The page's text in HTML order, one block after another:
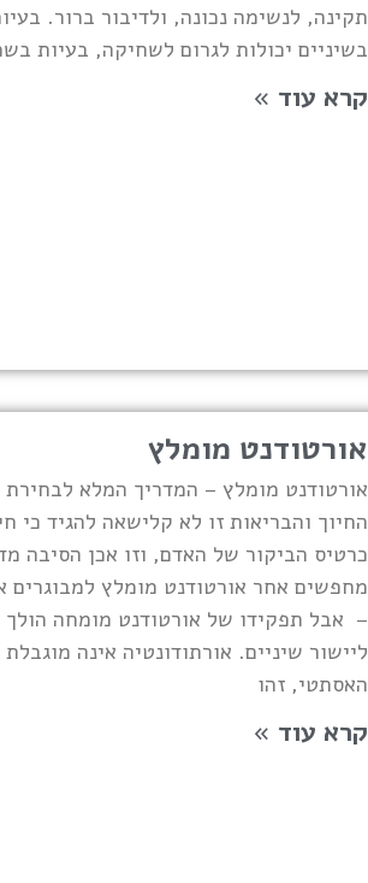
תקינה, לנשימה נכונה, ולדיבור ברור.
בשיניים יכולות לגרום לשחיקה, בעיות
קרא עוד »
אורטודנט מומלץ
אורטודנט מומלץ – המדריך המלא
החיוך והבריאות זו לא קלישאה להגיד כי
כרטיס הביקור של האדם, וזו אכן הסיבה
מחפשים אחר אורטודנט מומלץ למבוגרים
– אבל תפקידו של אורטודנט מומחה
ליישור שיניים. אורתודונטיה אינה
האסתטי, זהו
קרא עוד »